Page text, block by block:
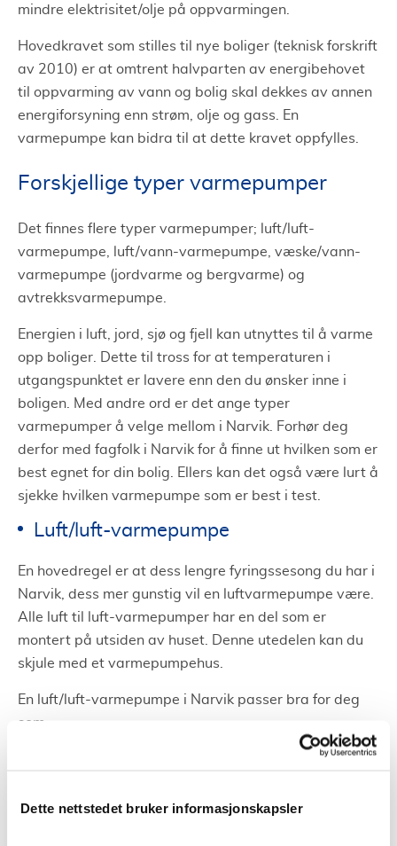
Dette nettstedet bruker informasjonskapsler
mindre elektrisitet/olje på oppvarmingen.
Hovedkravet som stilles til nye boliger (teknisk forskrift
av 2010) er at omtrent halvparten av energibehovet
til oppvarming av vann og bolig skal dekkes av annen
energiforsyning enn strøm, olje og gass. En
varmepumpe kan bidra til at dette kravet oppfylles.
Forskjellige typer varmepumper
Det finnes flere typer varmepumper; luft/luft-
varmepumpe, luft/vann-varmepumpe, væske/vann-
varmepumpe (jordvarme og bergvarme) og
avtrekksvarmepumpe.
Energien i luft, jord, sjø og fjell kan utnyttes til å varme
opp boliger. Dette til tross for at temperaturen i
utgangspunktet er lavere enn den du ønsker inne i
boligen. Med andre ord er det ange typer
varmepumper å velge mellom i Narvik. Forhør deg
derfor med fagfolk i Narvik for å finne ut hvilken som er
best egnet for din bolig. Ellers kan det også være lurt å
sjekke hvilken varmepumpe som er best i test.
Luft/luft-varmepumpe
En hovedregel er at dess lengre fyringssesong du har i
Narvik, dess mer gunstig vil en luftvarmepumpe være.
Alle luft til luft-varmepumper har en del som er
montert på utsiden av huset. Denne utedelen kan du
skjule med et varmepumpehus.
En luft/luft-varmepumpe i Narvik passer bra for deg
som:
vintre